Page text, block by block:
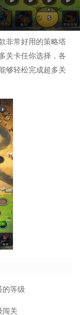
非常好用的策略塔
关卡任你选择，各
够轻松完成超多关
的等级
闯关